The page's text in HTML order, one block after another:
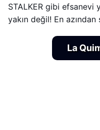
STALKER gibi efsanevi
yakın değil! En
La